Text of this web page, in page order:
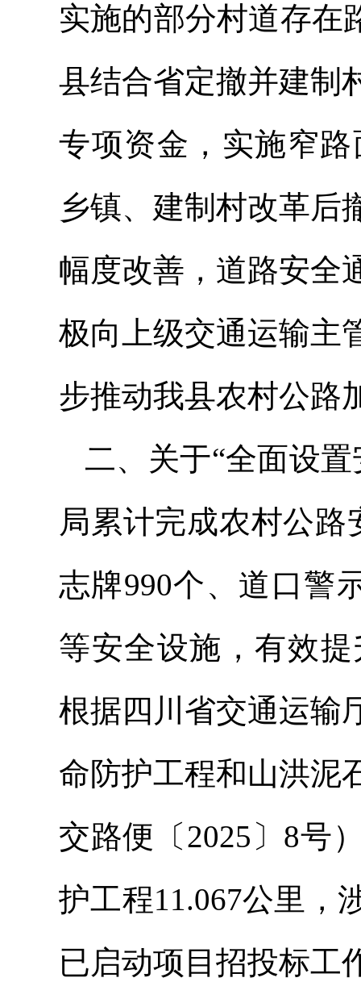
实施的部分村道存在
县结合省定撤并建制
专项资金，实施窄
乡镇、建制村改革后
幅度改善，道路安全
极向上级交通运输主
步推动我县农村公路
二、关于“全面设
局累计完成农村公
志牌990个、道口警
等安全设施，有效
根据四川省交通运输
命防护工程和山洪泥
交路便〔2025〕8号
护工程11.067公里，
已启动项目招投标工